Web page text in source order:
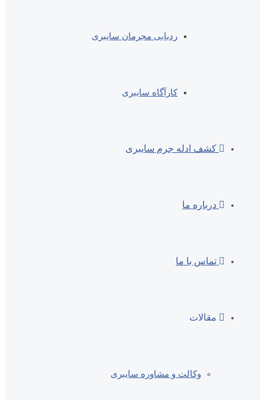
ردیابی مجرمان سایبری
کارآگاه سایبری
کشف ادله جرم سایبری
درباره ما
تماس با ما
مقالات
وکالت و مشاوره سایبری